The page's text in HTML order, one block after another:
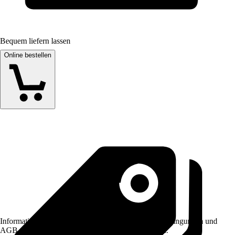
Bequem liefern lassen
Online bestellen
Informationen des Verkäufers, wie z. B. Rückgabebedingungen und
AGB, finden Sie bei Klick auf den Verkäufernamen.